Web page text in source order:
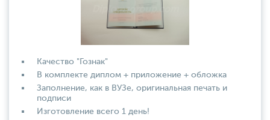
Качество "Гознак"
В комплекте диплом + приложение + обложка
Заполнение, как в ВУЗе, оригинальная печать и
подписи
Изготовление всего 1 день!